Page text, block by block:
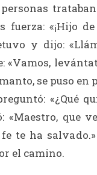
fuerza: «¡Hijo
y dijo:
«Vamos,
se puso en
«¿Qué
«Maestro, que
fe te ha
el camino.